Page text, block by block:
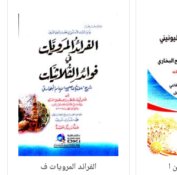
ا الفرائد المرويات ف